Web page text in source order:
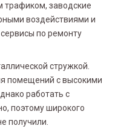
трафиком, заводские
воздействиями и
по ремонту
стружкой.
помещений с высокими
работать с
поэтому широкого
получили.